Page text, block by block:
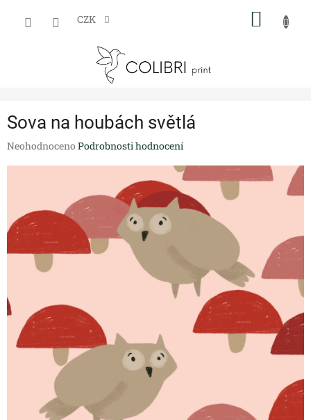
CZK
Sova na houbách světlá
Průměrné
5
hvězdiček.
Neohodnoceno Podrobnosti hodnocení